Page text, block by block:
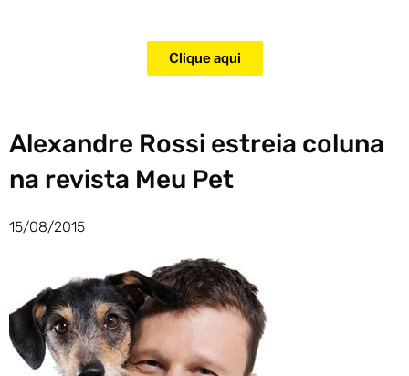
Clique aqui
Alexandre Rossi estreia coluna
na revista Meu Pet
15/08/2015